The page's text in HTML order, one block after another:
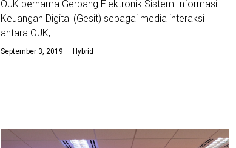
OJK bernama Gerbang Elektronik Sistem Informasi
Keuangan Digital (Gesit) sebagai media interaksi
antara OJK,
September 3, 2019 Hybrid